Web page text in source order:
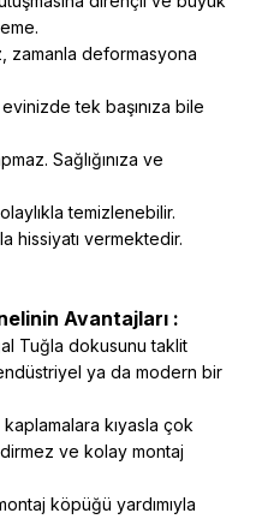
zamanla deformasyona
tek başınıza bile
Sağlığınıza ve
temizlenebilir.
hissiyatı vermektedir.
Avantajları :
Tuğla dokusunu taklit
ya da modern bir
kıyasla çok
ve kolay montaj
köpüğü yardımıyla